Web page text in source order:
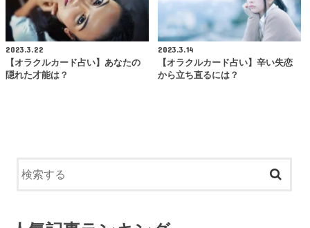
2023.3.22
【オラクルカード占い】あなたの
隠れた才能は？
2023.3.14
【オラクルカード占い】辛い失恋
から立ち直るには？